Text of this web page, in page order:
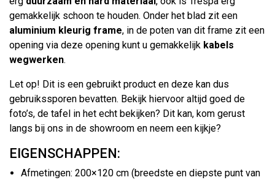
gemakkelijk schoon te houden. Onder het blad zit een
aluminium kleurig frame, in de poten van dit frame zit een
opening via deze opening kunt u gemakkelijk kabels
wegwerken.
Let op! Dit is een gebruikt product en deze kan dus
gebruikssporen bevatten. Bekijk hiervoor altijd goed de
foto’s, de tafel in het echt bekijken? Dit kan, kom gerust
langs bij ons in de showroom en neem een kijkje?
EIGENSCHAPPEN:
Afmetingen: 200×120 cm (breedste en diepste punt van